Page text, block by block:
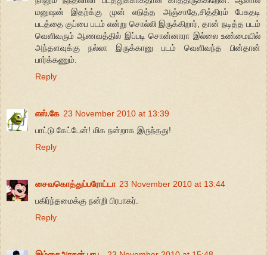
மனுஷன் இதற்க்கு முன் எடுத்த அஞ்சாதே,சித்திரம் பேசுதடி
படத்தை குப்பை படம் என்று சொல்லி இருக்கிறார், தான் நடித்த படம்
வெளிவரும் ஆணவத்தில் இப்படி சொன்னாரா இல்லை உண்மையில்
அந்தளவுக்கு நல்லா இருக்கானு படம் வெளிவந்த பின்தான்
பார்க்கணும்.
Reply
எஸ்.கே 23 November 2010 at 13:39
பாட்டு கேட்டேன்! மிக நன்றாக இருந்தது!
Reply
சைவகொத்துப்பரோட்டா 23 November 2010 at 13:44
பகிர்ந்தமைக்கு நன்றி பிரபாகர்.
Reply